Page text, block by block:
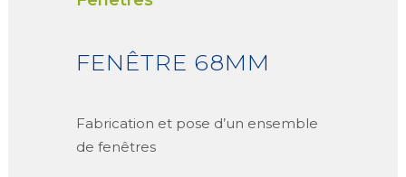
FENÊTRE 68MM
Fabrication et pose d’un ensemble
de fenêtres